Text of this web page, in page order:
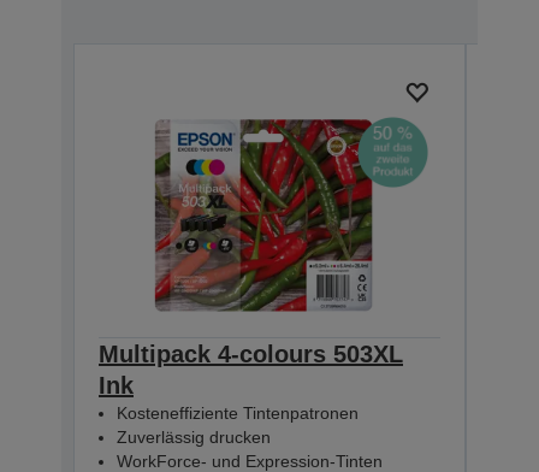
Multipack 4-colours 503XL
Ink
Kosteneffiziente Tintenpatronen
Zuverlässig drucken
WorkForce- und Expression-Tinten